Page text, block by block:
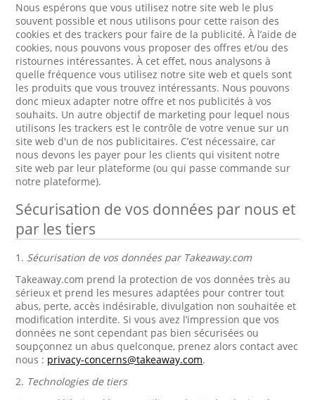
Nous espérons que vous utilisez notre site web le plus
souvent possible et nous utilisons pour cette raison des
cookies et des trackers pour faire de la publicité. À l’aide de
cookies, nous pouvons vous proposer des offres et/ou des
ristournes intéressantes. À cet effet, nous analysons à
quelle fréquence vous utilisez notre site web et quels sont
les produits que vous trouvez intéressants. Nous pouvons
donc mieux adapter notre offre et nos publicités à vos
souhaits. Un autre objectif de marketing pour lequel nous
utilisons les trackers est le contrôle de votre venue sur un
site web d'un de nos publicitaires. C’est nécessaire, car
nous devons les payer pour les clients qui visitent notre
site web par leur plateforme (ou qui passe commande sur
notre plateforme).
Sécurisation de vos données par nous et
par les tiers
1. Sécurisation de vos données par Takeaway.com
Takeaway.com prend la protection de vos données très au
sérieux et prend les mesures adaptées pour contrer tout
abus, perte, accès indésirable, divulgation non souhaitée et
modification interdite. Si vous avez l’impression que vos
données ne sont cependant pas bien sécurisées ou
soupçonnez un abus quelconque, prenez alors contact avec
nous : privacy-concerns@takeaway.com.
2. Technologies de tiers